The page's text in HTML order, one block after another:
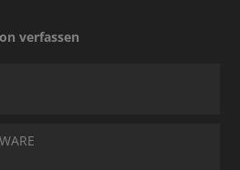
verfassen